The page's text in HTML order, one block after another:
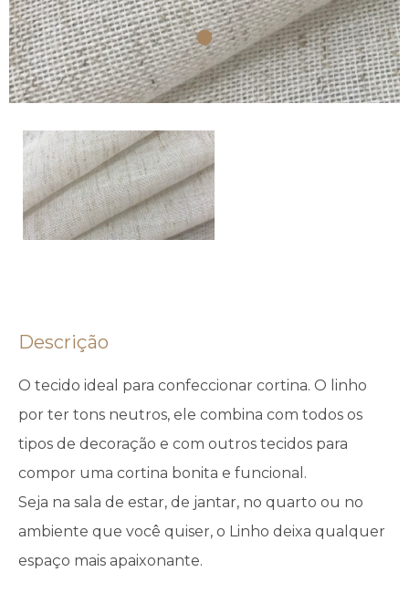
Descrição
O tecido ideal para confeccionar cortina. O linho
por ter tons neutros, ele combina com todos os
tipos de decoração e com outros tecidos para
compor uma cortina bonita e funcional.
Seja na sala de estar, de jantar, no quarto ou no
ambiente que você quiser, o Linho deixa qualquer
espaço mais apaixonante.